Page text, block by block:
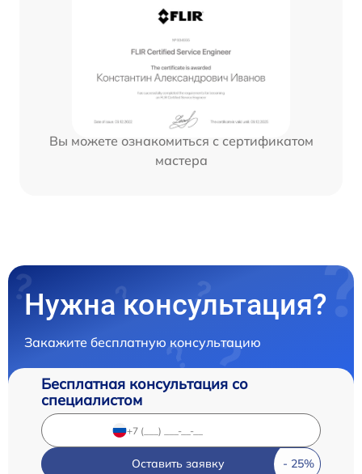
Вы можете ознакомиться с сертификатом
мастера
Нужна консультация?
Закажите бесплатную консультацию
Бесплатная консультация со
специалистом
Оставить заявку